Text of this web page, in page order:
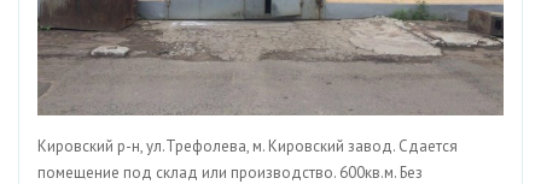
Кировский р-н, ул.Трефолева, м. Кировский завод. Сдается
помещение под склад или производство. 600кв.м. Без